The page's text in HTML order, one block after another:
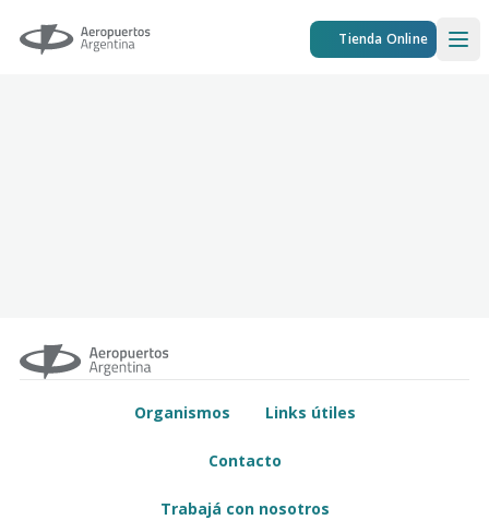
Aeropuertos Argentina Tienda Online
Organismos Links útiles
Contacto
Trabajá con nosotros